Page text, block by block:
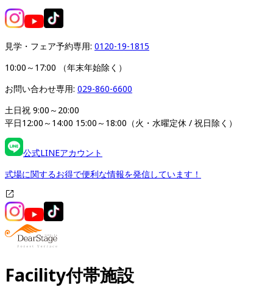
見学・フェア予約専用: 0120-19-1815
10:00～17:00 （年末年始除く）
お問い合わせ専用: 029-860-6600
土日祝 9:00～20:00
平日12:00～14:00 15:00～18:00（火・水曜定休 / 祝日除く）
公式LINEアカウント
式場に関するお得で便利な情報を発信しています！
Facility付帯施設